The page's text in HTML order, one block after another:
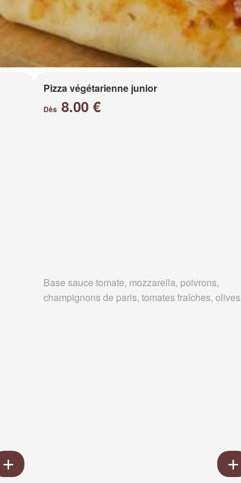
Pizza végétarienne junior
Dès 8.00 €
Base sauce tomate, mozzarella, poivrons,
champignons de paris, tomates fraîches, olives